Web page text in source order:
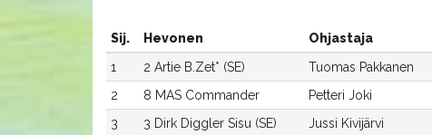
Sij. Hevonen Ohjastaja
1
2 Artie B.Zet* (SE) Tuomas Pakkanen
2
8 MAS Commander Petteri Joki
3
3 Dirk Diggler Sisu (SE) Jussi Kivijärvi